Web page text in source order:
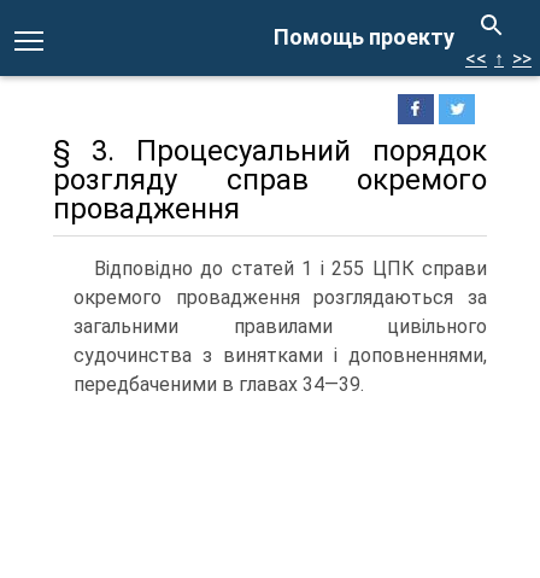
Помощь проекту
<< ↑ >>
§ 3. Процесуальний порядок
розгляду справ окремого
провадження
Відповідно до статей 1 і 255 ЦПК справи
окремого провадження розглядаються за
загальними правилами цивільного
судочинства з винятками і доповненнями,
передбаченими в главах 34—39.